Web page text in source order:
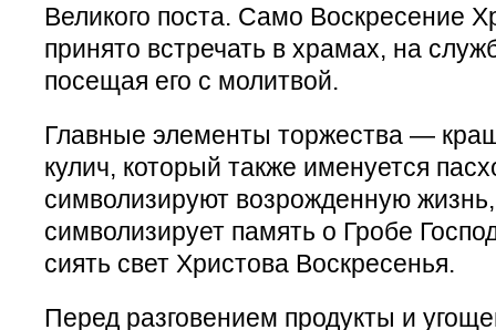
Великого поста. Само Воскресение
принято встречать в храмах, на
посещая его с молитвой.
Главные элементы торжества —
кулич, который также именуется
символизируют возрожденную
символизирует память о Гробе
сиять свет Христова Воскресенья.
Перед разговением продукты и